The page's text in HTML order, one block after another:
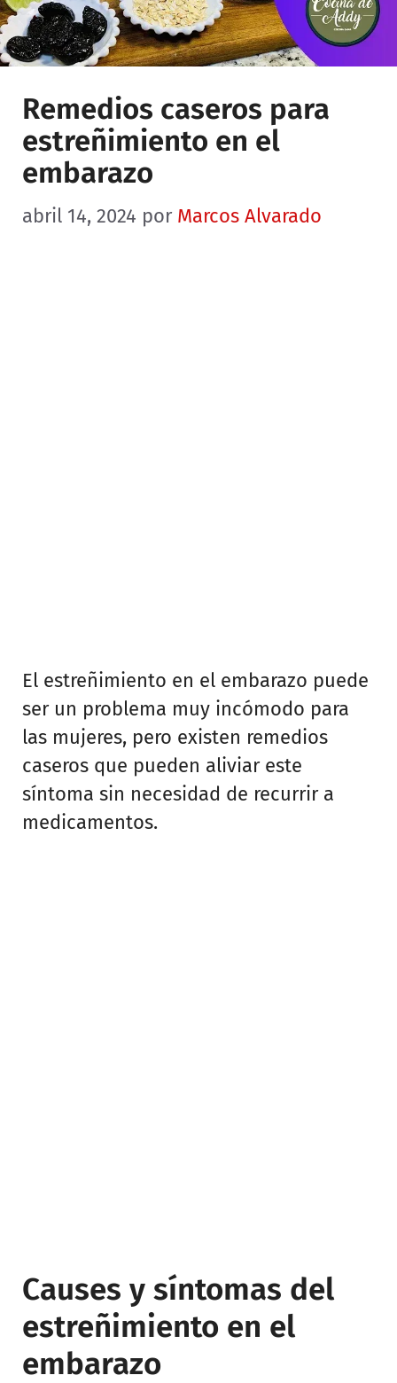
Remedios caseros para
estreñimiento en el
embarazo
abril 14, 2024 por Marcos Alvarado
El estreñimiento en el embarazo puede
ser un problema muy incómodo para
las mujeres, pero existen remedios
caseros que pueden aliviar este
síntoma sin necesidad de recurrir a
medicamentos.
Causes y síntomas del
estreñimiento en el
embarazo